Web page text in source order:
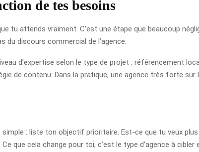
de tes besoins
tu attends vraiment. C’est une étape que beaucoup
discours commercial de l’agence.
d’expertise selon le type de projet : référencement
de contenu. Dans la pratique, une agence très forte
: liste ton objectif prioritaire. Est-ce que tu veux
que cela change pour toi, c’est le type d’agence à